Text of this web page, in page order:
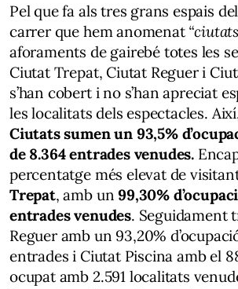
Pel que fa als tres grans espais
carrer que hem anomenat
aforaments de gairebé totes les
Ciutat Trepat, Ciutat Reguer i
s’han cobert i no s’han apreciat
les localitats dels espectacles.
Ciutats sumen un 93,5%
de 8.364 entrades venudes.
percentatge més elevat de
Trepat, amb un99,30%
entrades venudes. Seguidament
Reguer amb un 93,20%
entrades i Ciutat Piscina amb el
ocupat amb 2.591 localitats